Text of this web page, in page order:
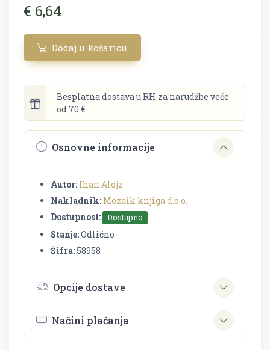
€ 6,64
Dodaj u košaricu
Besplatna dostava u RH za narudžbe veće
od 70 €
Osnovne informacije
Autor: Ihan Alojz
Nakladnik: Mozaik knjiga d.o.o.
Dostupnost:
Dostupno
Stanje:Odlično
Šifra:58958
Opcije dostave
Načini plaćanja